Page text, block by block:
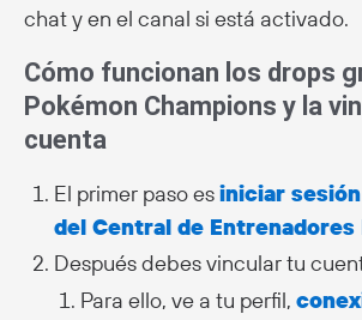
chat y en el canal si está activado.
Cómo funcionan los drops
Pokémon Champions y la
cuenta
El primer paso esiniciar
del Central de Entrenadores
Después debes vincular tu
Para ello, ve a tu perfil,